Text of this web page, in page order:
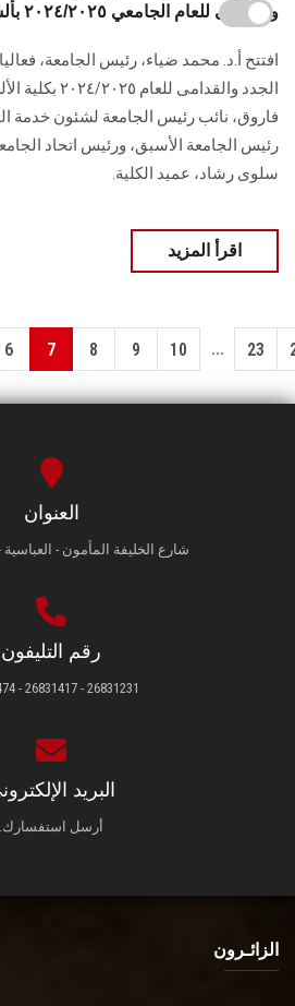
والقدامى للعام الجامعي ٢٠٢٤/٢٠٢٥ بألسن عين شمس
افتتح أ.د. محمد ضياء، رئيس الجامعة،
الجدد والقدامى
فاروق، نائب رئيس الجامعة لشئون خدمة
رئيس الجامعة الأسبق، ورئيس اتحاد
سلوى رشاد، عميد الكلية.
اقرأ المزيد
6 7 8 9 10 ... 23
العنوان
شارع الخليفة المأمون -
رقم التليفون
26831231 - 26831417 - 26831474
البريد
أرسل استفسارك.
الزائـرون